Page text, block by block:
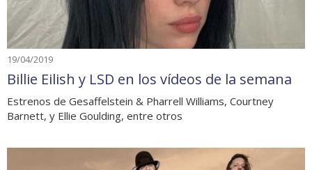
19/04/2019
Billie Eilish y LSD en los vídeos de la semana
Estrenos de Gesaffelstein & Pharrell Williams, Courtney
Barnett, y Ellie Goulding, entre otros